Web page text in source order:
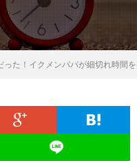
った！イクメンパパが細切れ時間